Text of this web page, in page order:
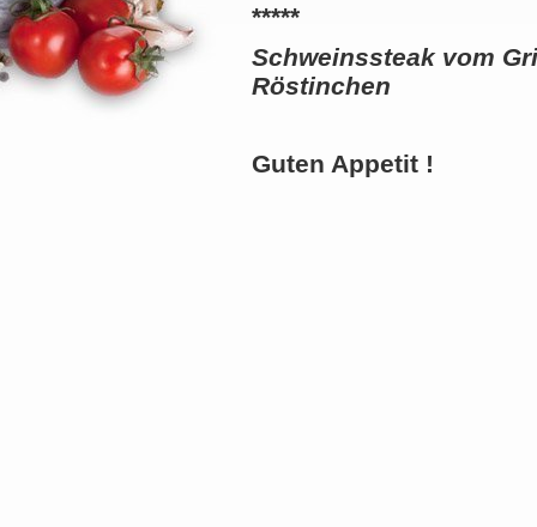
*****
Schweinssteak vom
Röstinchen
Guten Appetit !